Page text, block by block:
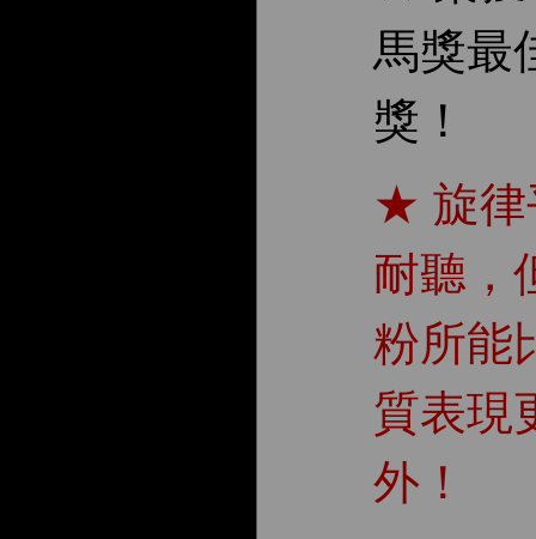
馬獎最
獎！
★ 旋律
耐聽，
粉所能
質表現
外！